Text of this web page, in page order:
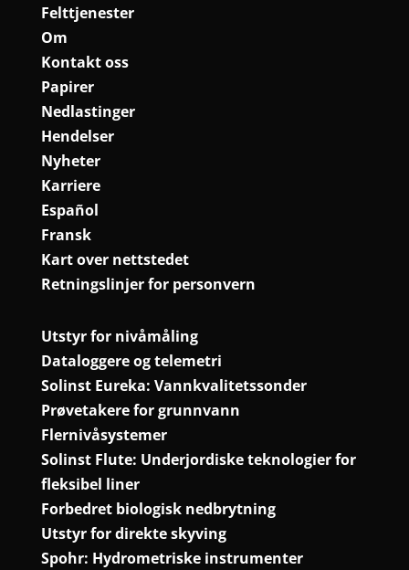
Felttjenester
Om
Kontakt oss
Papirer
Nedlastinger
Hendelser
Nyheter
Karriere
Español
Fransk
Kart over nettstedet
Retningslinjer for personvern
Utstyr for nivåmåling
Dataloggere og telemetri
Solinst Eureka: Vannkvalitetssonder
Prøvetakere for grunnvann
Flernivåsystemer
Solinst Flute: Underjordiske teknologier for
fleksibel liner
Forbedret biologisk nedbrytning
Utstyr for direkte skyving
Spohr: Hydrometriske instrumenter